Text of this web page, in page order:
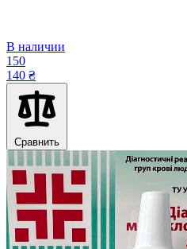
В наличии
150
140 ₴
Сравнить